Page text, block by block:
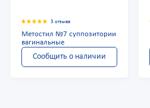
3 отзыва
Метостил №7 суппозитории
вагинальные
Сообщить о наличии